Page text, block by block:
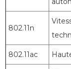
802.11n
802.11ac